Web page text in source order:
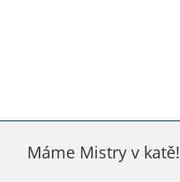
Máme Mistry v katě!